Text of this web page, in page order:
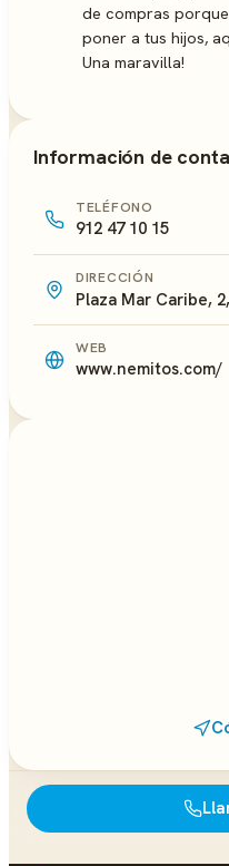
de compras
poner a tus hijos,
Una maravilla!
Información de
TELÉFONO
912 47 10 15
DIRECCIÓN
Plaza Mar Caribe,
WEB
www.nemitos.com/